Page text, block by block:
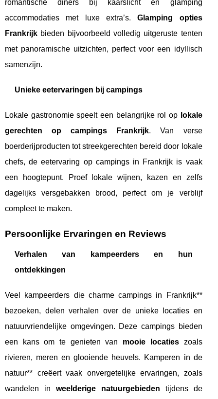
romantische diners bij kaarslicht en glamping
accommodaties met luxe extra’s.Glamping opties
Frankrijk bieden bijvoorbeeld volledig uitgeruste tenten
met panoramische uitzichten, perfect voor een idyllisch
samenzijn.
Unieke eetervaringen bij campings
Lokale gastronomie speelt een belangrijke rol op lokale
gerechten op campings Frankrijk. Van verse
boerderijproducten tot streekgerechten bereid door lokale
chefs, de eetervaring op campings in Frankrijk is vaak
een hoogtepunt. Proef lokale wijnen, kazen en zelfs
dagelijks versgebakken brood, perfect om je verblijf
compleet te maken.
Persoonlijke Ervaringen en Reviews
Verhalen van kampeerders en hun
ontdekkingen
Veel kampeerders die charme campings in Frankrijk**
bezoeken, delen verhalen over de unieke locaties en
natuurvriendelijke omgevingen. Deze campings bieden
een kans om te genieten van mooie locatieszoals
rivieren, meren en glooiende heuvels. Kamperen in de
natuur** creëert vaak onvergetelijke ervaringen, zoals
wandelen in weelderige natuurgebieden tijdens de